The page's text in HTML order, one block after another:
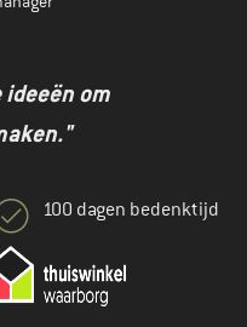
om
100 dagen bedenktijd